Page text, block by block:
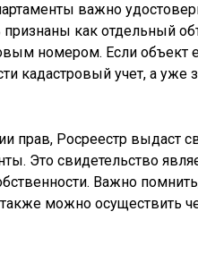
важно
как отдельный
номером. Если объект
кадастровый учет, а уже
прав, Росреестр выдаст
Это свидетельство
Важно
можно осуществить